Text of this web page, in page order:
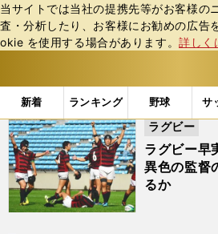
当サイトでは当社の提携先等がお客様の
査・分析したり、お客様にお勧めの広告
okie を使⽤する場合があります。詳しく
新着 ランキング 野球 サ
b
ス
ポ
ル
テ
ィ
ー
バ
「#大谷寛」の最新ニュース・
ラグビー早
異色の監督
るか
ラグビー